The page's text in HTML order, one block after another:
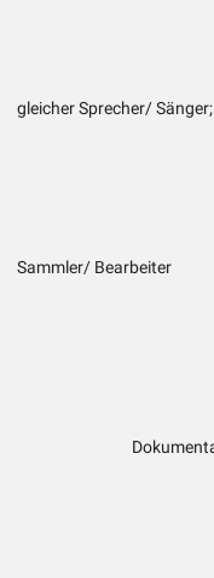
gleicher Sprecher/
Sammler/ Bearbeiter